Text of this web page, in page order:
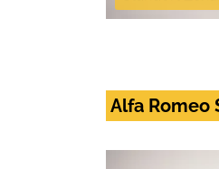
Alfa Romeo